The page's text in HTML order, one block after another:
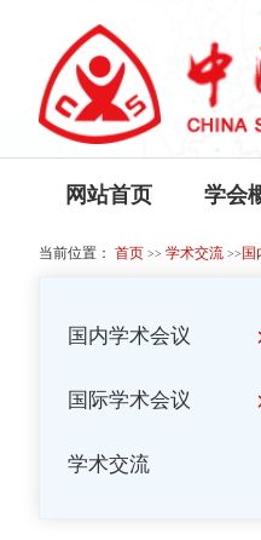
网站首页 学会
当前位置： 首页 >> 学术交流 >> 国
国内学术会议
国际学术会议
学术交流